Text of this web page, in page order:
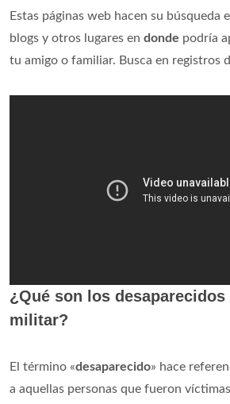
Estas páginas web hacen su búsqueda
blogs y otros lugares en donde podría
tu amigo o familiar. Busca en registros
¿Qué son los
militar?
El término «desaparecido» hace
a aquellas personas que fueron